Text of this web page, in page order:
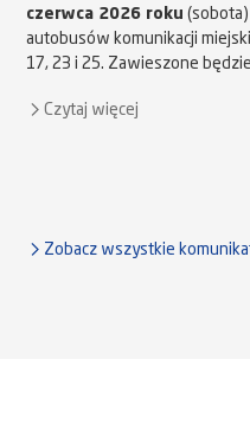
czerwca 2026 roku
autobusów komunikacji
17, 23 i 25. Zawieszone
Czytaj więcej
Zobacz wszystkie